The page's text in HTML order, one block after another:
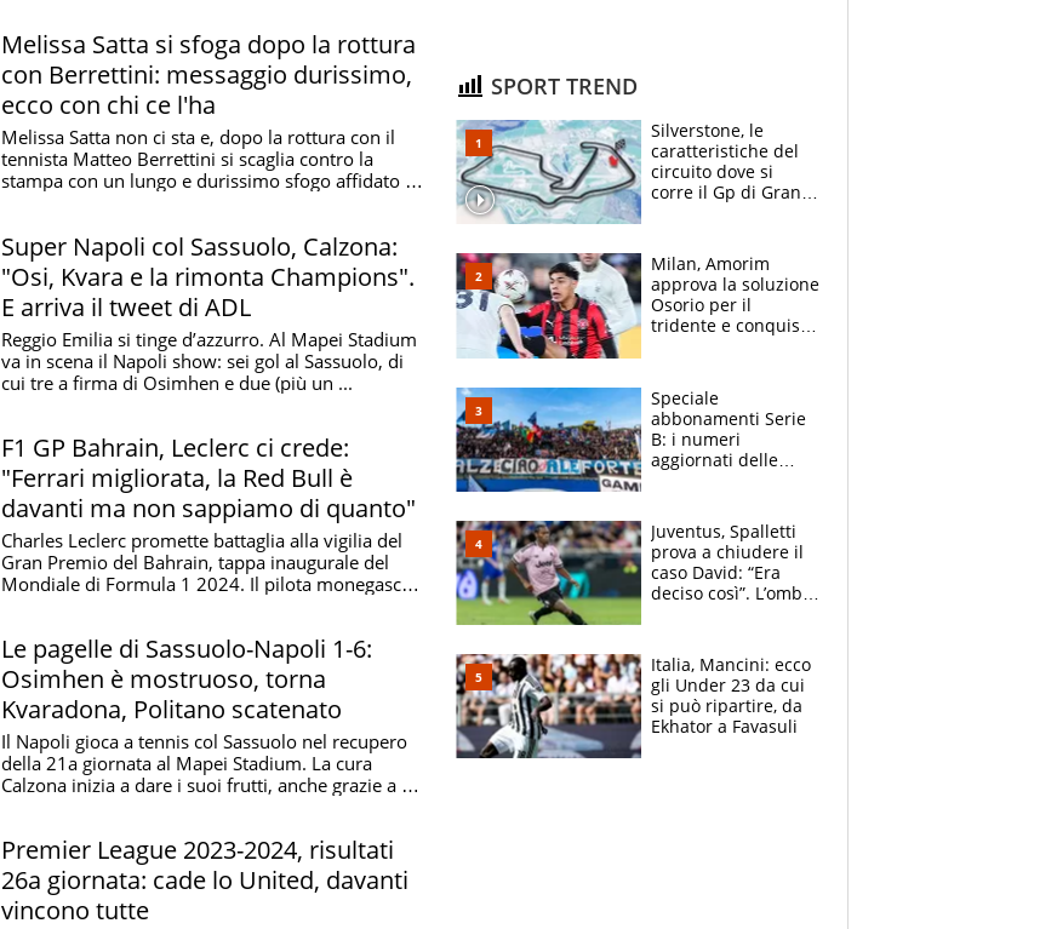
Melissa Satta si sfoga dopo la rottura
con Berrettini: messaggio durissimo,
ecco con chi ce l'ha
Melissa Satta non ci sta e, dopo la rottura con il
tennista Matteo Berrettini si scaglia contro la
stampa con un lungo e durissimo sfogo affidato ai
Super Napoli col Sassuolo, Calzona:
"Osi, Kvara e la rimonta Champions".
E arriva il tweet di ADL
Reggio Emilia si tinge d’azzurro. Al Mapei Stadium
va in scena il Napoli show: sei gol al Sassuolo, di
cui tre a firma di Osimhen e due (più un ...
F1 GP Bahrain, Leclerc ci crede:
"Ferrari migliorata, la Red Bull è
davanti ma non sappiamo di quanto"
Charles Leclerc promette battaglia alla vigilia del
Gran Premio del Bahrain, tappa inaugurale del
Mondiale di Formula 1 2024. Il pilota monegasco
Le pagelle di Sassuolo-Napoli 1-6:
Osimhen è mostruoso, torna
Kvaradona, Politano scatenato
Il Napoli gioca a tennis col Sassuolo nel recupero
della 21a giornata al Mapei Stadium. La cura
Calzona inizia a dare i suoi frutti, anche grazie a un
Premier League 2023-2024, risultati
26a giornata: cade lo United, davanti
vincono tutte
SPORT TREND
Silverstone, le
caratteristiche del
circuito dove si
corre il Gp di Gran
Milan, Amorim
approva la soluzione
Osorio per il
tridente e conquista
Allegri
Speciale
abbonamenti Serie
B: i numeri
aggiornati delle
Juventus, Spalletti
prova a chiudere il
caso David: “Era
deciso così”. L’ombra
Italia, Mancini: ecco
gli Under 23 da cui
si può ripartire, da
Ekhator a Favasuli